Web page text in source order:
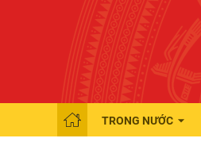
TRONG NƯỚC